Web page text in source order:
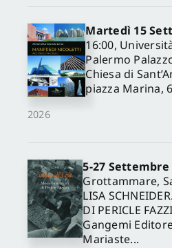
2026
Martedì 15
16:00,
Palermo
Chiesa di
piazza Marina,
5-27 Settembre
Grottammare,
LISA
DI PERICLE
Gangemi
Mariaste...